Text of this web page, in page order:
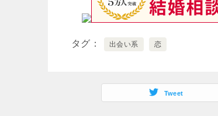
タグ 出会い系 恋
Tweet